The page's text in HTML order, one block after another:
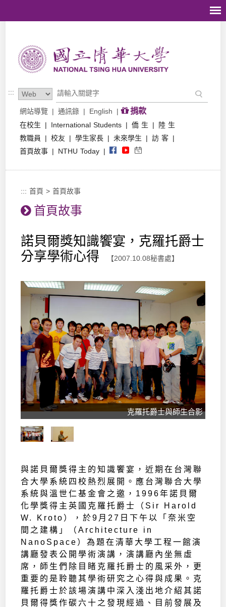
:::
網站導覽 | 通訊錄 | English | 捐款
在校生 | International Students | 僑 生 |
陸 生
教職員
| 校友 | 學生家長 | 未來學生 | 訪 客 |
首頁故事 | NTHU Today |
::: 首頁 >首頁故事
首頁故事
諾貝爾獎知識饗宴，克羅托爵士
分享學術心得
【2007.10.08秘書處】
克羅托爵士與師生合影
與諾貝爾獎得主的知識饗宴，近期在台灣聯
合大學系統四校熱烈展開。應台灣聯合大學
系統與溫世仁基金會之邀，1996年諾貝爾
化學獎得主英國克羅托爵士（Sir Harold
W. Kroto），於9月27日下午以「奈米空
間之建構」（Architecture in
NanoSpace）為題在清華大學工程一館演
講廳發表公開學術演講，演講廳內坐無虛
席，師生們除目睹克羅托爵士的風采外，更
重要的是聆聽其學術研究之心得與成果。克
羅托爵士於該場演講中深入淺出地介紹其諾
貝爾得獎作碳六十之發現經過、目前發展及